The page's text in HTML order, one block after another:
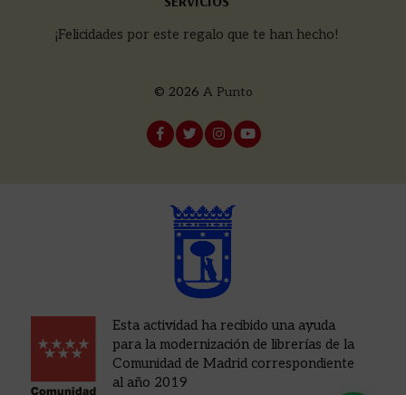
¡Felicidades por este regalo que te han hecho!
© 2026 A Punto
Esta actividad ha recibido una ayuda
para la modernización de librerías de la
Comunidad de Madrid correspondiente
al año 2019